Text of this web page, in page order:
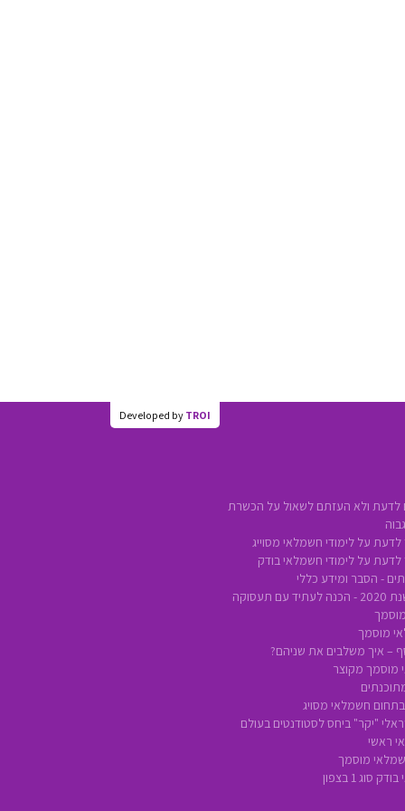
Developed by TROI
לדעת ולא העזתם לשאול על הכשרת
על לימודי חשמלאי מסוייג
על לימודי חשמלאי בודק
- הסבר ומידע כללי
מוסמך
– איך משלבים את שניהם?
מוסמך מקוצר
חשמלאי מסויג
"יקר" ביחס לסטודנטים בעולם
ראשי
מוסמך
סוג 1 בצפון